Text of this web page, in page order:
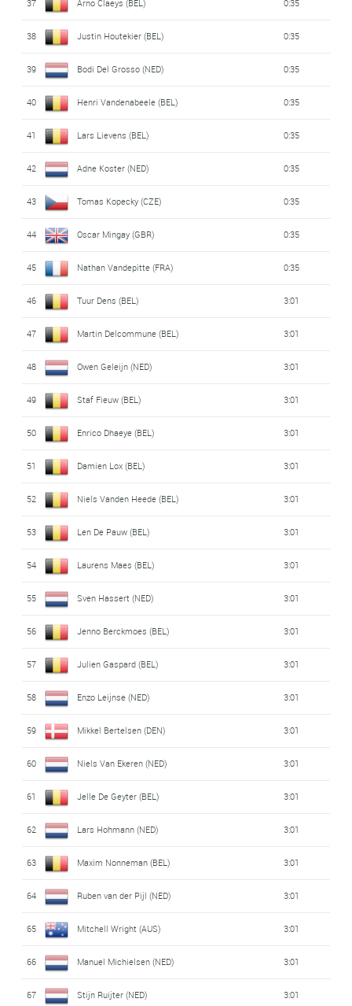
37 Arno Claeys (BEL) 0:35
38 Justin Houtekier (BEL) 0:35
39 Bodi Del Grosso (NED) 0:35
40 Henri Vandenabeele (BEL) 0:35
41 Lars Lievens (BEL) 0:35
42 Adne Koster (NED) 0:35
43 Tomas Kopecky (CZE) 0:35
44 Oscar Mingay (GBR) 0:35
45 Nathan Vandepitte (FRA) 0:35
46 Tuur Dens (BEL) 3:01
47 Martin Delcommune (BEL) 3:01
48 Owen Geleijn (NED) 3:01
49 Staf Fieuw (BEL) 3:01
50 Enrico Dhaeye (BEL) 3:01
51 Damien Lox (BEL) 3:01
52 Niels Vanden Heede (BEL) 3:01
53 Len De Pauw (BEL) 3:01
54 Laurens Maes (BEL) 3:01
55 Sven Hassert (NED) 3:01
56 Jenno Berckmoes (BEL) 3:01
57 Julien Gaspard (BEL) 3:01
58 Enzo Leijnse (NED) 3:01
59 Mikkel Bertelsen (DEN) 3:01
60 Niels Van Ekeren (NED) 3:01
61 Jelle De Geyter (BEL) 3:01
62 Lars Hohmann (NED) 3:01
63 Maxim Nonneman (BEL) 3:01
64 Ruben van der Pijl (NED) 3:01
65 Mitchell Wright (AUS) 3:01
66 Manuel Michielsen (NED) 3:01
67 Stijn Ruijter (NED) 3:01